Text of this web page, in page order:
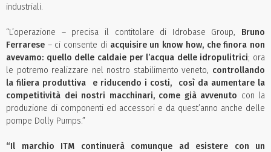
industriali.
“L’operazione – precisa il contitolare di Idrobase Group, Bruno
Ferrarese – ci consente di acquisire un know how, che finora non
avevamo: quello delle caldaie per l’acqua delle idropulitrici; ora
le potremo realizzare nel nostro stabilimento veneto, controllando
la filiera produttiva e riducendo i costi, così da aumentare la
competitività dei nostri macchinari, come già avvenuto con la
produzione di componenti ed accessori e da quest’anno anche delle
pompe Dolly Pumps.”
“Il marchio ITM continuerà comunque ad esistere con un